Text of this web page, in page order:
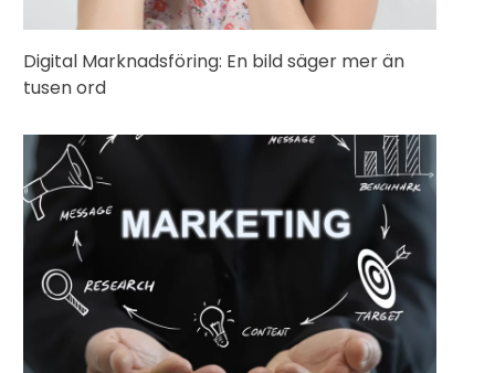
Digital Marknadsföring: En bild säger mer än
tusen ord